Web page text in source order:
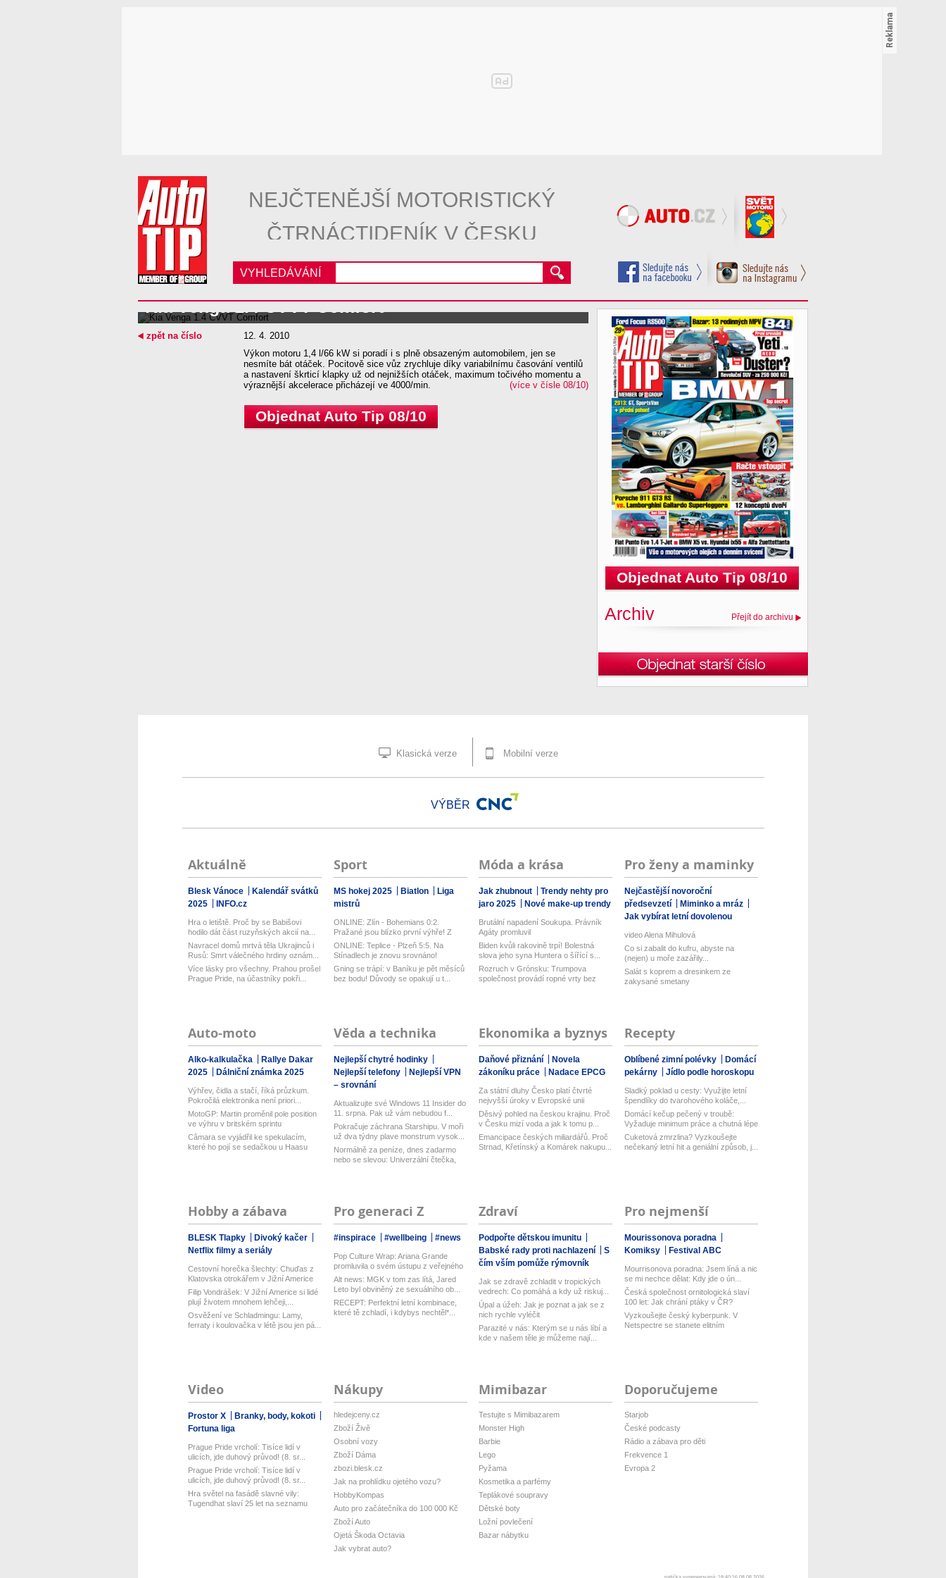
NEJČTENĚJŠÍ MOTORISTICKÝ
ČTRNÁCTIDENÍK V ČESKU
VYHLEDÁVÁNÍ
Kia Venga 1.4 CVVT Comfort
12. 4. 2010
Výkon motoru 1,4 l/66 kW si poradí i s plně obsazeným automobilem, jen se
nesmíte bát otáček. Pocitově sice vůz zrychluje díky variabilnímu časování ventilů
a nastavení škrticí klapky už od nejnižších otáček, maximum točivého momentu a
výraznější akcelerace přicházejí ve 4000/min.
(více v čísle 08/10)
Objednat Auto Tip 08/10
zpět na číslo
Objednat Auto Tip 08/10
Archiv Přejít do archivu
Klasická verze Mobilní verze
VÝBĚR
Aktuálně
Blesk Vánoce
Kalendář svátků
2025
INFO.cz
Hra o letiště. Proč by se Babišovi
hodilo dát část ruzyňských akcií na...
Navracel domů mrtvá těla Ukrajinců i
Rusů: Smrt válečného hrdiny oznám...
Více lásky pro všechny. Prahou prošel
Prague Pride, na účastníky pokři...
Sport
MS hokej 2025 Biatlon
Liga
mistrů
ONLINE: Zlín - Bohemians 0:2.
Pražané jsou blízko první výhře! Z
penal...
ONLINE: Teplice - Plzeň 5:5. Na
Stínadlech je znovu srovnáno!
Višinský...
Gning se trápí: v Baníku je pět měsíců
bez bodu! Důvody se opakují u t...
Móda a krása
Jak zhubnout
Trendy nehty pro
jaro 2025
Nové make-up trendy
Brutální napadení Soukupa. Právník
Agáty promluvil
Biden kvůli rakovině trpí! Bolestná
slova jeho syna Huntera o šířící s...
Rozruch v Grónsku: Trumpova
společnost provádí ropné vrty bez
Pro ženy a maminky
Nejčastější novoroční
předsevzetí
Miminko a mráz
Jak vybírat letní dovolenou
video Alena Mihulová
Co si zabalit do kufru, abyste na
(nejen) u moře zazářily...
Salát s koprem a dresinkem ze
zakysané smetany
Auto-moto
Alko-kalkulačka
Rallye Dakar
2025
Dálniční známka 2025
Výhřev, čidla a stačí, říká průzkum.
Pokročilá elektronika není priori...
MotoGP: Martin proměnil pole position
ve výhru v britském sprintu
Câmara se vyjádřil ke spekulacím,
které ho pojí se sedačkou u Haasu
Věda a technika
Nejlepší chytré hodinky
Nejlepší telefony
Nejlepší VPN
– srovnání
Aktualizujte své Windows 11 Insider do
11. srpna. Pak už vám nebudou f...
Pokračuje záchrana Starshipu. V moři
už dva týdny plave monstrum vysok...
Normálně za peníze, dnes zadarmo
nebo se slevou: Univerzální čtečka,
Ekonomika a byznys
Daňové přiznání
Novela
zákoníku práce
Nadace EPCG
Za státní dluhy Česko platí čtvrté
nejvyšší úroky v Evropské unii
Děsivý pohled na českou krajinu. Proč
v Česku mizí voda a jak k tomu p...
Emancipace českých miliardářů. Proč
Strnad, Křetínský a Komárek nakupu...
Recepty
Oblíbené zimní polévky
Domácí
pekárny
Jídlo podle horoskopu
Sladký poklad u cesty: Využijte letní
špendlíky do tvarohového koláče,...
Domácí kečup pečený v troubě:
Vyžaduje minimum práce a chutná lépe
než...
Cuketová zmrzlina? Vyzkoušejte
nečekaný letní hit a geniální způsob, j...
Hobby a zábava
BLESK Tlapky
Divoký kačer
Netflix filmy a seriály
Cestovní horečka šlechty: Chuďas z
Klatovska otrokářem v Jižní Americe
Filip Vondrášek: V Jižní Americe si lidé
plují životem mnohem lehčeji,...
Osvěžení ve Schladmingu: Lamy,
ferraty i koulovačka v létě jsou jen pá...
Pro generaci Z
#inspirace #wellbeing #news
Pop Culture Wrap: Ariana Grande
promluvila o svém ústupu z veřejného
ž...
Alt news: MGK v tom zas lítá, Jared
Leto byl obviněný ze sexuálního ob...
RECEPT: Perfektní letní kombinace,
které tě zchladí, i kdybys nechtěl*...
Zdraví
Podpořte dětskou imunitu
Babské rady proti nachlazení
S
čím vším pomůže rýmovník
Jak se zdravě zchladit v tropických
vedrech: Co pomáhá a kdy už riskuj...
Úpal a úžeh: Jak je poznat a jak se z
nich rychle vyléčit
Parazité v nás: Kterým se u nás líbí a
kde v našem těle je můžeme nají...
Pro nejmenší
Mourissonova poradna
Komiksy
Festival ABC
Mourrisonova poradna: Jsem líná a nic
se mi nechce dělat: Kdy jde o ún...
Česká společnost ornitologická slaví
100 let: Jak chrání ptáky v ČR?
Vyzkoušejte český kyberpunk. V
Netspectre se stanete elitním
Video
Prostor X
Branky, body, kokoti
Fortuna liga
Prague Pride vrcholí: Tisíce lidí v
ulicích, jde duhový průvod! (8. sr...
Prague Pride vrcholí: Tisíce lidí v
ulicích, jde duhový průvod! (8. sr...
Hra světel na fasádě slavné vily:
Tugendhat slaví 25 let na seznamu
Nákupy
hledejceny.cz
Zboží Živě
Osobní vozy
Zboží Dáma
zbozi.blesk.cz
Jak na prohlídku ojetého vozu?
HobbyKompas
Auto pro začátečníka do 100 000 Kč
Zboží Auto
Ojetá Škoda Octavia
Jak vybrat auto?
Mimibazar
Testujte s Mimibazarem
Monster High
Barbie
Lego
Pyžama
Kosmetika a parfémy
Teplákové soupravy
Dětské boty
Ložní povlečení
Bazar nábytku
Doporučujeme
Starjob
České podcasty
Rádio a zábava pro děti
Frekvence 1
Evropa 2
patička vygenerovaná: 18:40:16 08.08.2026